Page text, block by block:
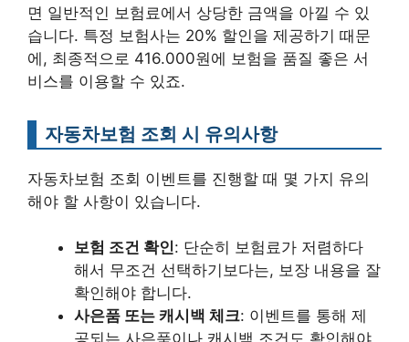
면 일반적인 보험료에서 상당한 금액을 아낄 수 있
습니다. 특정 보험사는 20% 할인을 제공하기 때문
에, 최종적으로 416.000원에 보험을 품질 좋은 서
비스를 이용할 수 있죠.
자동차보험 조회 시 유의사항
자동차보험 조회 이벤트를 진행할 때 몇 가지 유의
해야 할 사항이 있습니다.
보험 조건 확인: 단순히 보험료가 저렴하다
해서 무조건 선택하기보다는, 보장 내용을 잘
확인해야 합니다.
사은품 또는 캐시백 체크: 이벤트를 통해 제
공되는 사은품이나 캐시백 조건도 확인해야